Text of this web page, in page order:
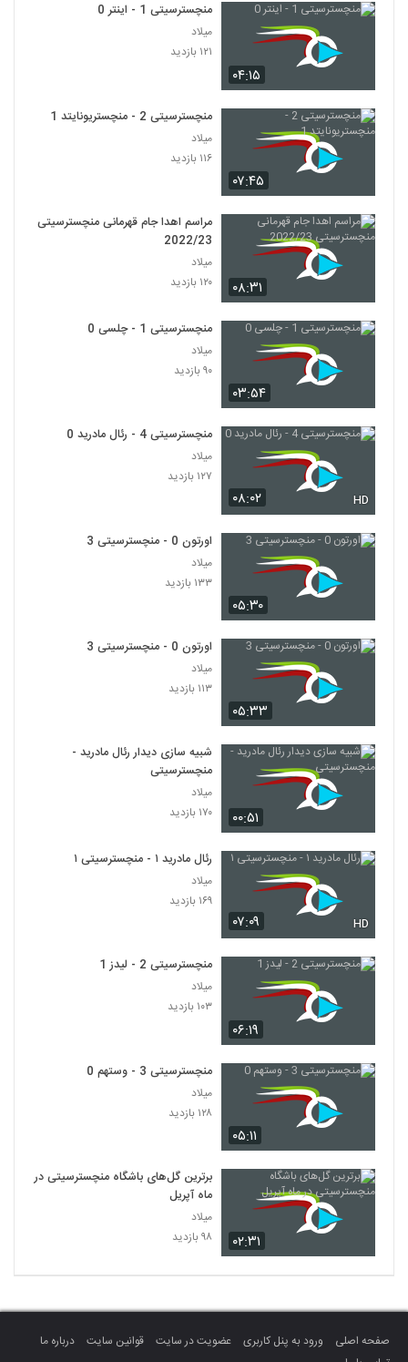
۰۴:۱۵
منچسترسیتی 1 - اینتر 0
میلاد
۱۲۱ بازدید
۰۷:۴۵
منچسترسیتی 2 - منچستریونایتد 1
میلاد
۱۱۶ بازدید
۰۸:۳۱
مراسم اهدا جام قهرمانی منچسترسیتی
2022/23
میلاد
۱۲۰ بازدید
۰۳:۵۴
منچسترسیتی 1 - چلسی 0
میلاد
۹۰ بازدید
۰۸:۰۲ HD
منچسترسیتی 4 - رئال مادرید 0
میلاد
۱۲۷ بازدید
۰۵:۳۰
اورتون 0 - منچسترسیتی 3
میلاد
۱۳۳ بازدید
۰۵:۳۳
اورتون 0 - منچسترسیتی 3
میلاد
۱۱۳ بازدید
۰۰:۵۱
شبیه سازی دیدار رئال مادرید -
منچسترسیتی
میلاد
۱۷۰ بازدید
۰۷:۰۹ HD
رئال مادرید ۱ - منچسترسیتی ۱
میلاد
۱۶۹ بازدید
۰۶:۱۹
منچسترسیتی 2 - لیدز 1
میلاد
۱۰۳ بازدید
۰۵:۱۱
منچسترسیتی 3 - وستهم 0
میلاد
۱۲۸ بازدید
۰۲:۳۱
برترین گل‌های باشگاه منچسترسیتی در
ماه آپریل
میلاد
۹۸ بازدید
صفحه اصلی ورود به پنل کاربری عضویت در سایت قوانین سایت
درباره ما